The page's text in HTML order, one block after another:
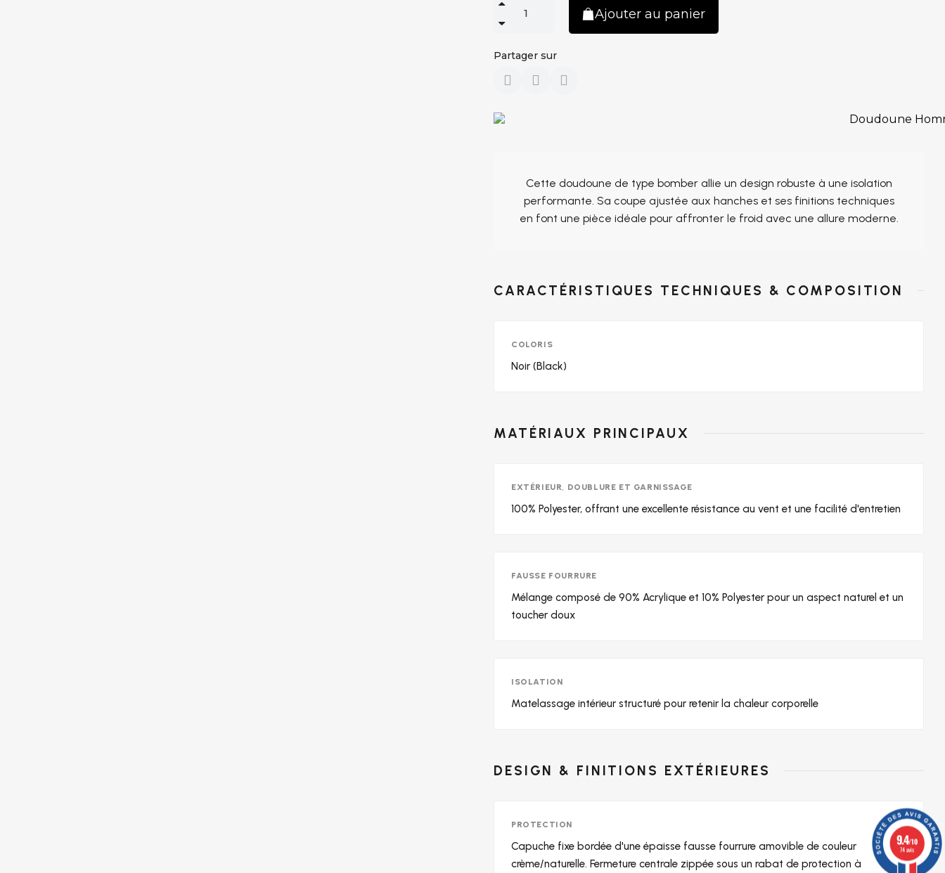
Ajouter au panier
Partager sur
Cette doudoune de type bomber allie un design robuste à une isolation
performante. Sa coupe ajustée aux hanches et ses finitions techniques
en font une pièce idéale pour affronter le froid avec une allure moderne.
CARACTÉRISTIQUES TECHNIQUES & COMPOSITION
COLORIS
Noir (Black)
MATÉRIAUX PRINCIPAUX
EXTÉRIEUR, DOUBLURE ET GARNISSAGE
100% Polyester, offrant une excellente résistance au vent et une facilité d'entretien
FAUSSE FOURRURE
Mélange composé de 90% Acrylique et 10% Polyester pour un aspect naturel et un
toucher doux
ISOLATION
Matelassage intérieur structuré pour retenir la chaleur corporelle
DESIGN & FINITIONS EXTÉRIEURES
PROTECTION
Capuche fixe bordée d'une épaisse fausse fourrure amovible de couleur
crème/naturelle. Fermeture centrale zippée sous un rabat de protection à
9.4/10
74 avis